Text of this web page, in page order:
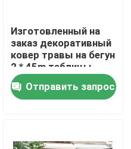
Изготовленный на
заказ декоративный
ковер травы на бегун
2 * 45m таблицы
таблицы/травы Faux
Отправить запрос